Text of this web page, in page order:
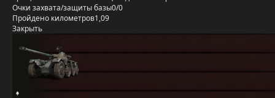
Очки захвата/защиты базы0/0
Пройдено километров1,09
Закрыть